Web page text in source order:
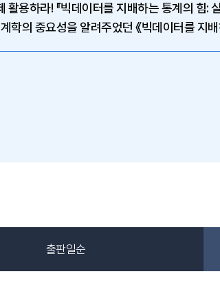
』은 빅데이터와 통계의 관계
학의 중요성을 알려주었던 《빅데이터를 지
출판일순